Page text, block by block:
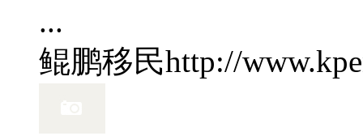
...
鲲鹏移民http://